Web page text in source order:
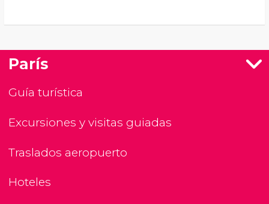
París
Guía turística
Excursiones y visitas guiadas
Traslados aeropuerto
Hoteles